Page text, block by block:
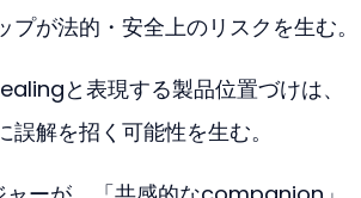
が法的・安全上のリスクを生む。
と表現する製品位置づけは、
解を招く可能性を生む。